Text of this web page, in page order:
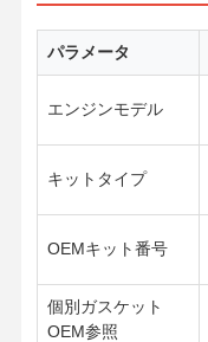
パラメータ
エンジンモデル
キットタイプ
OEMキット番号
個別ガスケット
OEM参照